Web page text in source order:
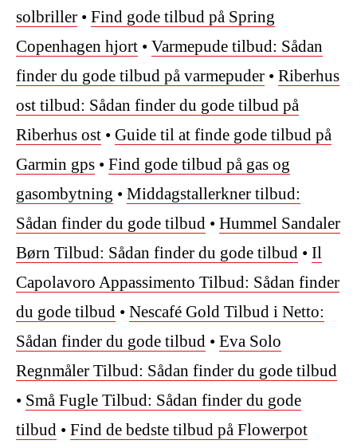
solbriller • Find gode tilbud på Spring
Copenhagen hjort • Varmepude tilbud: Sådan
finder du gode tilbud på varmepuder • Riberhus
ost tilbud: Sådan finder du gode tilbud på
Riberhus ost • Guide til at finde gode tilbud på
Garmin gps • Find gode tilbud på gas og
gasombytning • Middagstallerkner tilbud:
Sådan finder du gode tilbud • Hummel Sandaler
Børn Tilbud: Sådan finder du gode tilbud • Il
Capolavoro Appassimento Tilbud: Sådan finder
du gode tilbud • Nescafé Gold Tilbud i Netto:
Sådan finder du gode tilbud • Eva Solo
Regnmåler Tilbud: Sådan finder du gode tilbud
• Små Fugle Tilbud: Sådan finder du gode
tilbud • Find de bedste tilbud på Flowerpot